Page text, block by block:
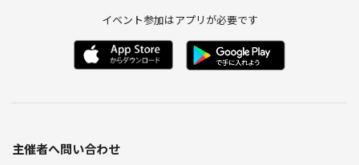
イベント参加はアプリが必要です
主催者へ問い合わせ